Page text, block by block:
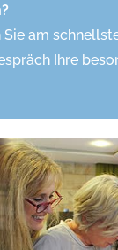
Sie am
Ihre